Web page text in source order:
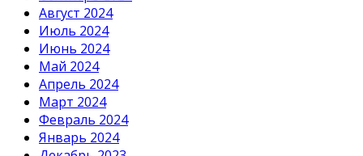
Август 2024
Июль 2024
Июнь 2024
Май 2024
Апрель 2024
Март 2024
Февраль 2024
Январь 2024